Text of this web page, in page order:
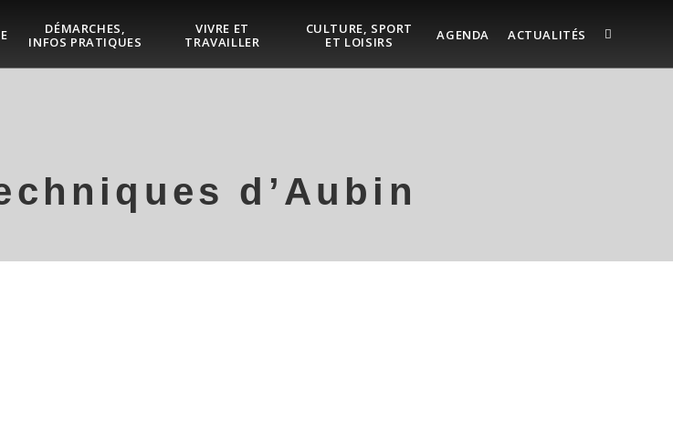
DÉMARCHES,
INFOS PRATIQUES
VIVRE ET
TRAVAILLER
CULTURE, SPORT
ET LOISIRS
AGENDA ACTUALITÉS
d’Aubin